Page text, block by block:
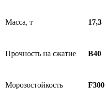
Масса, т 17,3
Прочность на сжатие В40
Морозостойкость F300